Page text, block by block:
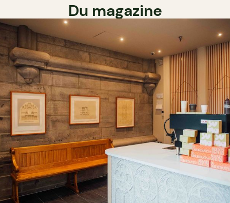
Du magazine